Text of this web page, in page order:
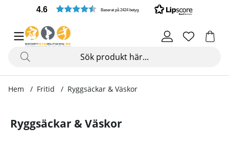
4.6 Baserat på 2424 betyg
Hem Fritid Ryggsäckar & Väskor
Ryggsäckar & Väskor